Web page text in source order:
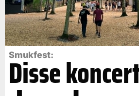
Smukfest:
Disse